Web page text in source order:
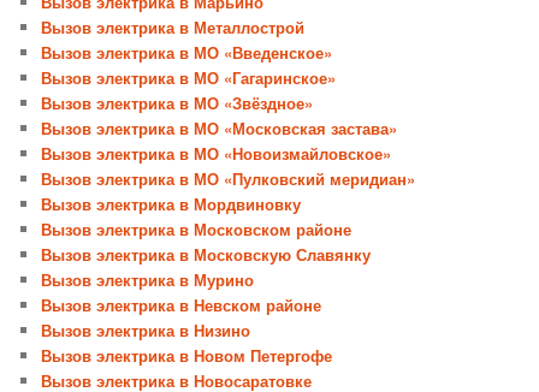
Вызов электрика в Металлострой
Вызов электрика в МО «Введенское»
Вызов электрика в МО «Гагаринское»
Вызов электрика в МО «Звёздное»
Вызов электрика в МО «Московская застава»
Вызов электрика в МО «Новоизмайловское»
Вызов электрика в МО «Пулковский меридиан»
Вызов электрика в Мордвиновку
Вызов электрика в Московском районе
Вызов электрика в Московскую Славянку
Вызов электрика в Мурино
Вызов электрика в Невском районе
Вызов электрика в Низино
Вызов электрика в Новом Петергофе
Вызов электрика в Новосаратовке